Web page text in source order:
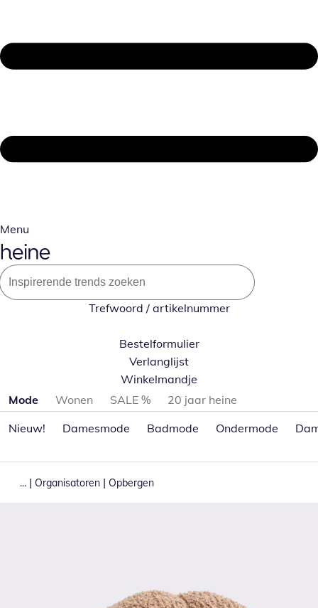
Menu
Trefwoord / artikelnummer
Bestelformulier
Verlanglijst
Winkelmandje
Productcategorieën overslaan
Mode Wonen SALE %
20 jaar heine
Nieuw!
Damesmode Badmode Ondermode
... | Organisatoren | Opbergen